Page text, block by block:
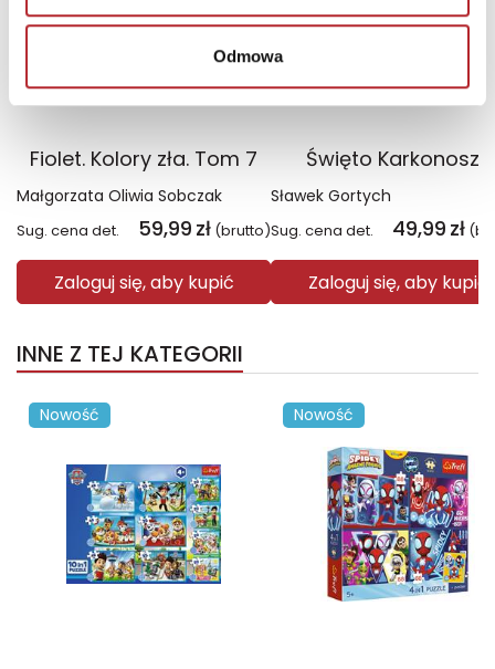
Odmowa
Fiolet. Kolory zła. Tom 7
Małgorzata Oliwia Sobczak
Sug. cena det. 59,99 zł (brutto)
Zaloguj się, aby kupić
Święto Karkonoszy
Sławek Gortych
Sug. cena det. 49,99 zł
Zaloguj się, aby kupić
INNE Z TEJ KATEGORII
Nowość Nowość